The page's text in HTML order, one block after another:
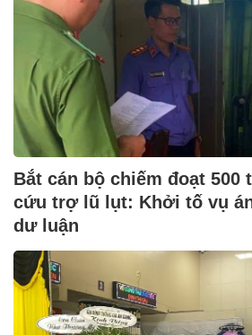
Bắt cán bộ chiếm đoạt 500
cứu trợ lũ lụt: Khởi tố vụ
dư luận